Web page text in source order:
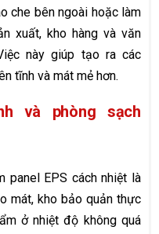
che bên ngoài hoặc làm
xuất, kho hàng và văn
này giúp tạo ra các
tĩnh và mát mẻ hơn.
và phòng sạch
panel EPS cách nhiệt là
mát, kho bảo quản thực
ở nhiệt độ không quá